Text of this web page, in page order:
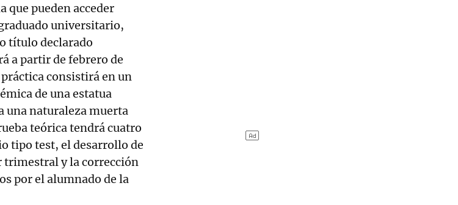
que pueden acceder
universitario,
título declarado
a partir de febrero de
consistirá en un
de una estatua
una naturaleza muerta
teórica tendrá cuatro
tipo test, el desarrollo de
trimestral y la corrección
por el alumnado de la